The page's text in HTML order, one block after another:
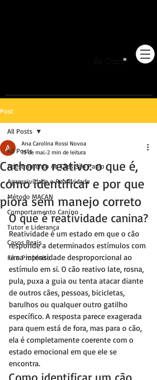
Post
All Posts
Adestramento de Cães São Paulo
Agressividade e Reatividade
Método MACAN
Comportamento Canino
Tutor e Liderança
Casos Reais
Fé e Propósito
All Posts
Cachorro reativo: o que é,
como identificar e por que
piora sem manejo correto
Ana Carolina Rossi Novoa
15 de mai. 2 min de leitura
O que é reatividade canina?
Reatividade é um estado em que o cão
responde a determinados estímulos com
uma intensidade desproporcional ao
estímulo em si. O cão reativo late, rosna,
pula, puxa a guia ou tenta atacar diante
de outros cães, pessoas, bicicletas,
barulhos ou qualquer outro gatilho
específico. A resposta parece exagerada
para quem está de fora, mas para o cão,
ela é completamente coerente com o
estado emocional em que ele se
encontra.
Como identificar um cão